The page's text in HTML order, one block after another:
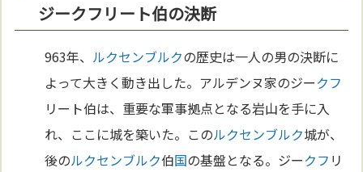
ジークフリート伯の決断
963年、 ルクセンブルクの歴史は一人の男の決断に
よって大きく動き出した。アルデンヌ家のジークフ
リート伯は、重要な軍事拠点となる岩山を手に入
れ、ここに城を築いた。このルクセンブルク城が、
後のルクセンブルク伯国の基盤となる。ジークフ リ